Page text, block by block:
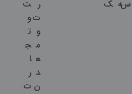
سه ک
ر
ت
و
م
ع
د
ن
ت
و
ت
ج
ا
ر
ت